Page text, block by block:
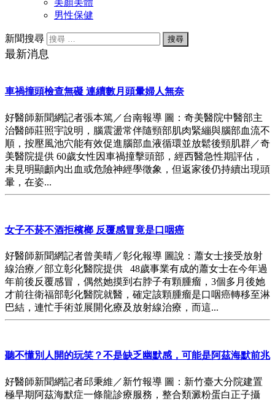
美顏美體
男性保健
新聞搜尋
最新消息
車禍撞頭檢查無礙 連續數月頭暈婦人無奈
好醫師新聞網記者張本篤／台南報導 圖：奇美醫院中醫部主
治醫師莊照宇說明，腦震盪常伴隨頸部肌肉緊繃與腦部血流不
順，按壓風池穴能有效促進腦部血液循環並放鬆後頸肌群／奇
美醫院提供 60歲女性因車禍撞擊頭部，經西醫急性期評估，
未見明顯顱內出血或危險神經學徵象，但返家後仍持續出現頭
暈，在姿...
女子不菸不酒拒檳榔 反覆感冒竟是口咽癌
好醫師新聞網記者曾美晴／彰化報導 圖說：蕭女士接受放射
線治療／部立彰化醫院提供 48歲事業有成的蕭女士在今年過
年前後反覆感冒，偶然她摸到右脖子有顆腫瘤，3個多月後她
才前往衛福部彰化醫院就醫，確定該顆腫瘤是口咽癌轉移至淋
巴結，連忙手術並展開化療及放射線治療，而這...
聽不懂別人開的玩笑？不是缺乏幽默感，可能是阿茲海默前兆
好醫師新聞網記者邱秉維／新竹報導 圖：新竹臺大分院建置
極早期阿茲海默症一條龍診療服務，整合類澱粉蛋白正子攝